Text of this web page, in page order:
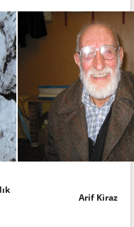
Arif Kiraz